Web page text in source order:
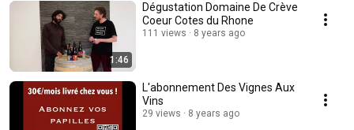
1:46
Dégustation Domaine De Crève
Coeur Cotes du Rhone
111 views 8 years ago
L'abonnement Des Vignes Aux
Vins
29 views 8 years ago